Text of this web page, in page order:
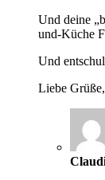
Und deine
und-Küche
Und
Liebe